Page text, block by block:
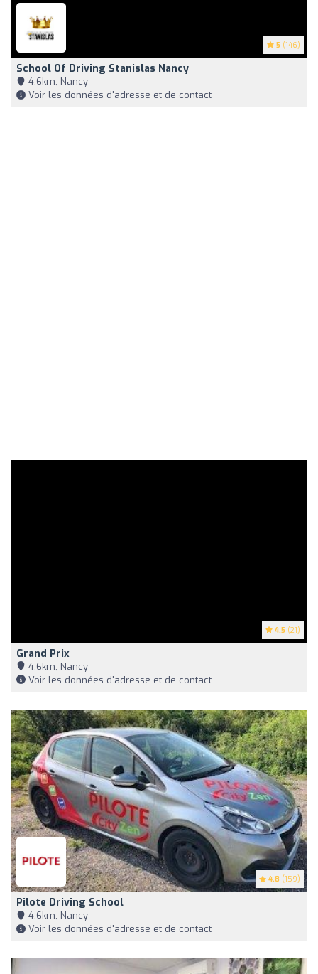
5 (146)
School Of Driving Stanislas Nancy
4,6km, Nancy
Voir les données d'adresse et de contact
4.5 (21)
Grand Prix
4,6km, Nancy
Voir les données d'adresse et de contact
4.8 (159)
Pilote Driving School
4,6km, Nancy
Voir les données d'adresse et de contact